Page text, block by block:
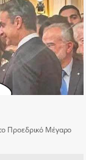
Προεδρικό Μέγαρο